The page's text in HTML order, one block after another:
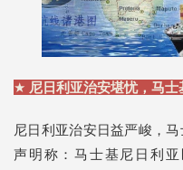
★ 尼日利亚治安堪忧，马士
尼日利亚治安日益严峻，
声明称：马士基尼日利